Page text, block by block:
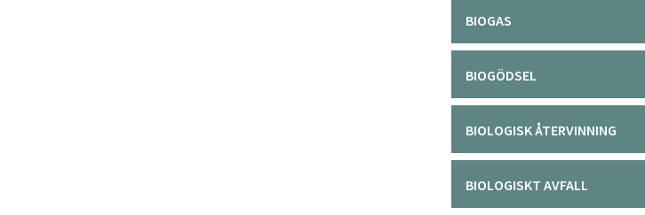
BIOGAS
BIOGÖDSEL
BIOLOGISK ÅTERVINNING
BIOLOGISKT AVFALL